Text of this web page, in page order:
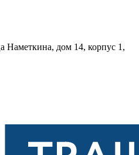
Наметкина, дом 14, корпус 1,